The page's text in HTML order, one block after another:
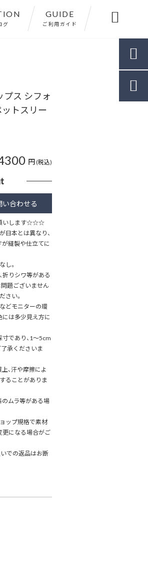
グ
GUIDE
ご利用ガイド 
プス シフォ
トスリー
円(税込)
いします☆☆☆
日本とは異なり、
縫製や仕立てに
し。
折りシワ等がある
題ございません
さい。
どモニターの環
は多少見え方に
であり、1～5cm
承くださいま
、汗や摩擦によ
ることがありま
ムラ等がある場
ップ規格で素材
更になる場合がご
での返品はお断

